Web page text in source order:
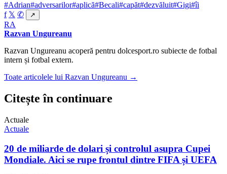
#Adrian#adversarilor#aplică#Becali#capăt#dezvăluit#Gigi#îi
f 𝕏 ✆ ↗
RA
Razvan Ungureanu
Razvan Ungureanu acoperă pentru dolcesport.ro subiecte de fotbal
intern și fotbal extern.
Toate articolele lui Razvan Ungureanu →
Citește în continuare
Actuale
Actuale
20 de miliarde de dolari și controlul asupra Cupei
Mondiale. Aici se rupe frontul dintre FIFA și UEFA